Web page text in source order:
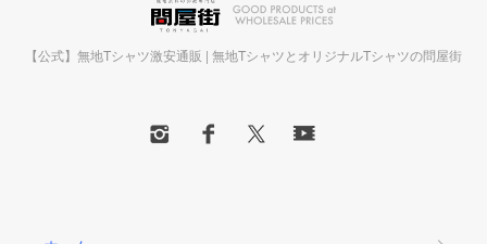
【公式】無地Tシャツ激安通販 | 無地TシャツとオリジナルTシャツの問屋街